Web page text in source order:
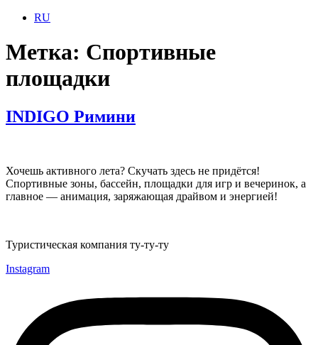
RU
Метка: Спортивные
площадки
INDIGO Римини
Хочешь активного лета? Скучать здесь не придётся!
Спортивные зоны, бассейн, площадки для игр и вечеринок, а
главное — анимация, заряжающая драйвом и энергией!
Туристическая компания ту-ту-ту
Instagram